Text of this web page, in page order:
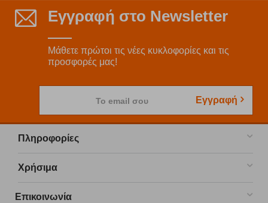
Εγγραφή στο Newsletter
Μάθετε πρώτοι τις νέες κυκλοφορίες και τις
προσφορές μας!
Το email σου Εγγραφή
Πληροφορίες
Χρήσιμα
Επικοινωνία